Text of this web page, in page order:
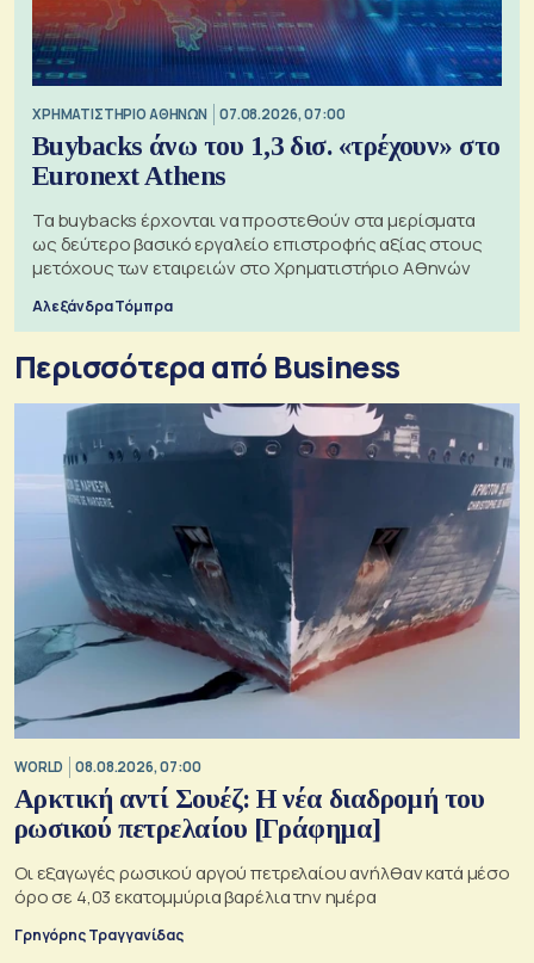
XΡΗΜΑΤΙΣΤΗΡΙΟ ΑΘΗΝΩΝ 07.08.2026, 07:00
Buybacks άνω του 1,3 δισ. «τρέχουν» στο
Euronext Athens
Τα buybacks έρχονται να προστεθούν στα μερίσματα
ως δεύτερο βασικό εργαλείο επιστροφής αξίας στους
μετόχους των εταιρειών στο Χρηματιστήριο Αθηνών
Αλεξάνδρα Τόμπρα
Περισσότερα από Business
WORLD 08.08.2026, 07:00
Αρκτική αντί Σουέζ: Η νέα διαδρομή του
ρωσικού πετρελαίου [Γράφημα]
Οι εξαγωγές ρωσικού αργού πετρελαίου ανήλθαν κατά μέσο
όρο σε 4,03 εκατομμύρια βαρέλια την ημέρα
Γρηγόρης Τραγγανίδας